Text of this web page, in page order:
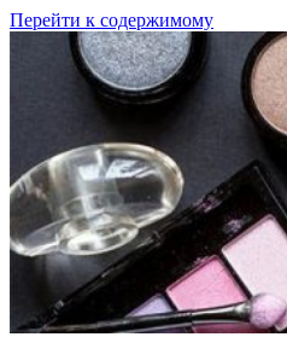
Перейти к содержимому